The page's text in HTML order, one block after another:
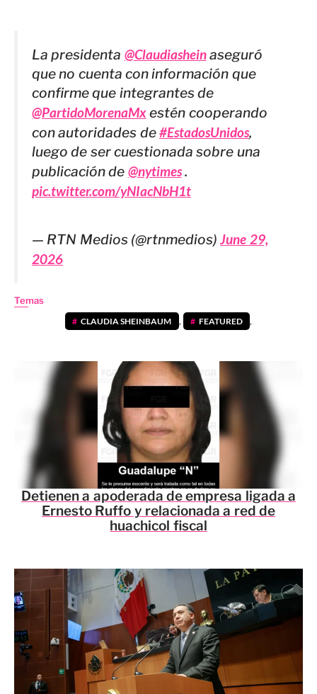
La presidenta @Claudiasheinaseguró
que no cuenta con información que
confirme que integrantes de
@PartidoMorenaMxestén cooperando
con autoridades de#EstadosUnidos,
luego de ser cuestionada sobre una
publicación de @nytimes.
pic.twitter.com/yNIacNbH1t
— RTN Medios (@rtnmedios)June 29,
2026
Temas
CLAUDIA SHEINBAUM , FEATURED ,
Detienen a apoderada de empresa ligada a
Ernesto Ruffo y relacionada a red de
huachicol fiscal